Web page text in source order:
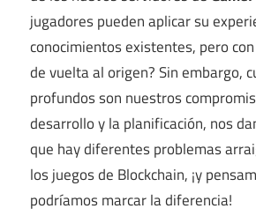
jugadores pueden aplicar su
conocimientos existentes, pero
de vuelta al origen? Sin embargo,
profundos son nuestros
desarrollo y la planificación, nos
que hay diferentes problemas
los juegos de Blockchain, ¡y
podríamos marcar la diferencia!‌